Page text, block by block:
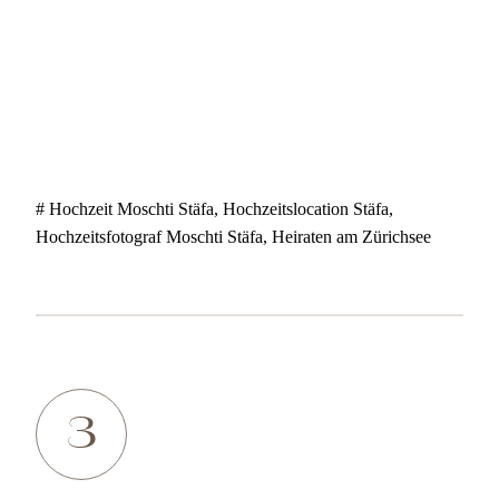
# Hochzeit Moschti Stäfa, Hochzeitslocation Stäfa,
Hochzeitsfotograf Moschti Stäfa, Heiraten am Zürichsee
3